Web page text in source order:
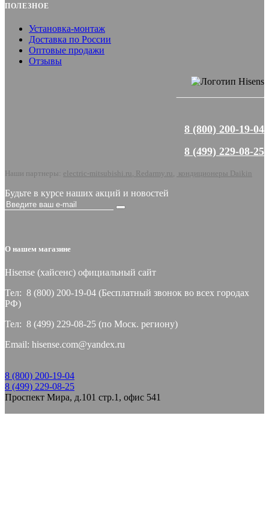
ПОЛЕЗНОЕ
Установка-монтаж
Доставка по России
Оптовые продажи
Отзывы
8 (800) 200-19-04
8 (499) 229-08-25
Наши партнеры: electric-mitsubishi.ru Redarmy.ru кондиционеры Daikin
Будьте в курсе наших акций и новостей
О нашем магазине
Hisense (хайсeнс) официальный сайт
Тел: 8 (800) 200-19-04 (Бесплатный звонок во всех городах
РФ)
Тел: 8 (499) 229-08-25 (по Моск. региону)
Email: hisense.com@yandex.ru
8 (800) 200-19-04
8 (499) 229-08-25
Проспект Мира, д.101 стр.1, офис 541